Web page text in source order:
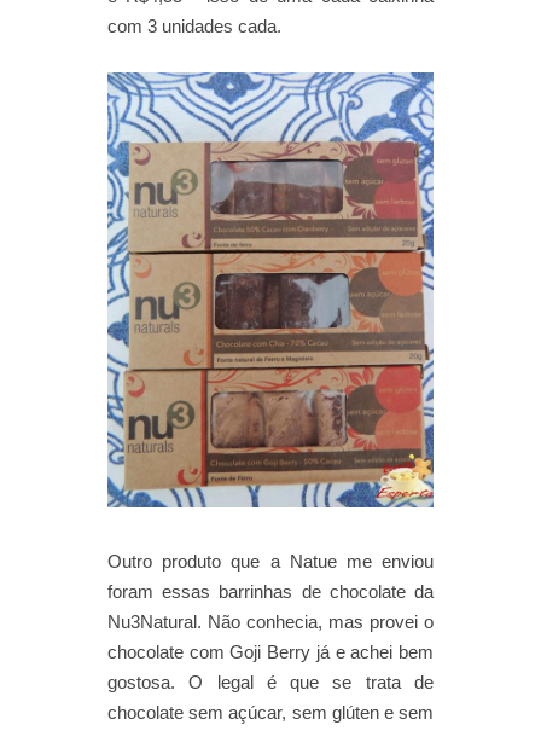
com 3 unidades cada.
Outro produto que a Natue me enviou
foram essas barrinhas de chocolate da
Nu3Natural. Não conhecia, mas provei o
chocolate com Goji Berry já e achei bem
gostosa. O legal é que se trata de
chocolate sem açúcar, sem glúten e sem